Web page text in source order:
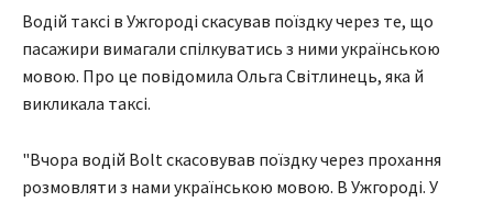
Водій таксі в Ужгороді скасував поїздку через те, що
пасажири вимагали спілкуватись з ними українською
мовою. Про це повідомила Ольга Світлинець, яка й
викликала таксі.
"Вчора водій Bolt скасовував поїздку через прохання
розмовляти з нами українською мовою. В Ужгороді. У